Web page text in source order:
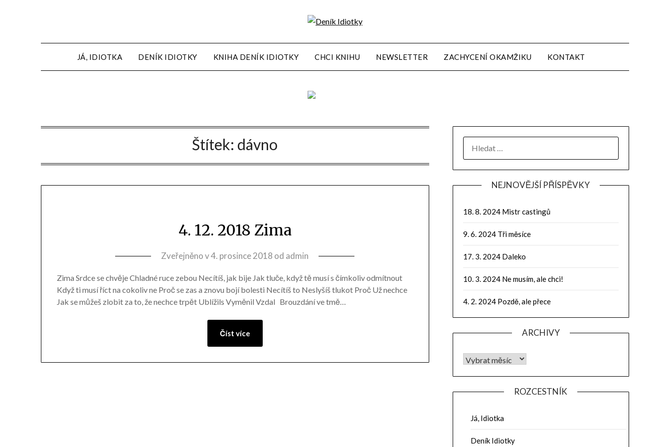
JÁ, IDIOTKA DENÍK IDIOTKY KNIHA DENÍK IDIOTKY CHCI KNIHU NEWSLETTER ZACHYCENÍ OKAMŽIKU KONTAKT
Štítek: dávno
4. 12. 2018 Zima
Zveřejněno v4. prosince 2018 od admin
Zima Srdce se chvěje Chladné ruce zebou Necítíš, jak bije Jak tluče, když tě musí s čímkoliv odmítnout
Když ti musí říct na cokoliv ne Proč se zas a znovu bojí bolesti Necítíš to Neslyšíš tlukot Proč Už nechce
Jak se můžeš zlobit za to, že nechce trpět Ublížils Vyměnil Vzdal Brouzdání ve tmě…
Číst více
NEJNOVĚJŠÍ PŘÍSPĚVKY
18. 8. 2024 Mistr castingů
9. 6. 2024 Tři měsíce
17. 3. 2024 Daleko
10. 3. 2024 Ne musím, ale chci!
4. 2. 2024 Pozdě, ale přece
ARCHIVY
ROZCESTNÍK
Já, Idiotka
Deník Idiotky